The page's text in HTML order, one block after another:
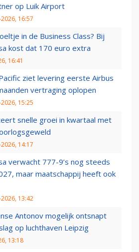
op Luik Airport
16:57
in de Business Class? Bij
kost dat 170 euro extra
16:41
ziet levering eerste Airbus
vertraging oplopen
15:25
snelle groei in kwartaal met
14:17
verwacht 777-9’s nog steeds
maar maatschappij heeft ook
13:42
Antonov mogelijk ontsnapt
op luchthaven Leipzig
13:18